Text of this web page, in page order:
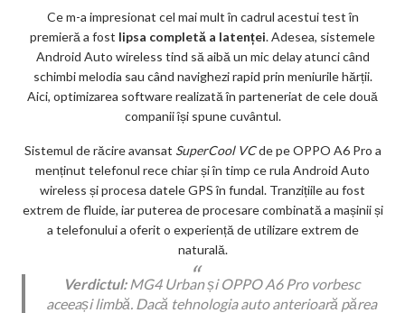
Ce m-a impresionat cel mai mult în cadrul acestui test în
premieră a fost lipsa completă a latenței. Adesea, sistemele
Android Auto wireless tind să aibă un mic delay atunci când
schimbi melodia sau când navighezi rapid prin meniurile hărții.
Aici, optimizarea software realizată în parteneriat de cele două
companii își spune cuvântul.
Sistemul de răcire avansat SuperCool VCde pe OPPO A6 Pro a
menținut telefonul rece chiar și în timp ce rula Android Auto
wireless și procesa datele GPS în fundal. Tranzițiile au fost
extrem de fluide, iar puterea de procesare combinată a mașinii și
a telefonului a oferit o experiență de utilizare extrem de
naturală.
Verdictul:MG4 Urban și OPPO A6 Pro vorbesc
aceeași limbă. Dacă tehnologia auto anterioară părea